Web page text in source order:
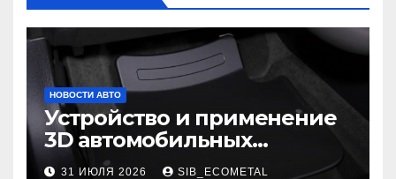
НОВОСТИ АВТО
Устройство и применение
3D автомобильных
ковриков
31 ИЮЛЯ 2026 SIB_ECOMETAL